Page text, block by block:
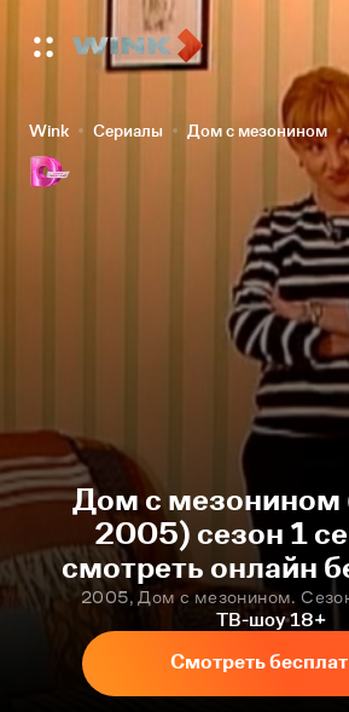
Wink Сериалы Дом с мезонином
Дом с мезонином
2005) сезон 1
смотреть онлайн
2005, Дом с мезонином.
ТВ-шоу 18+
Смотреть